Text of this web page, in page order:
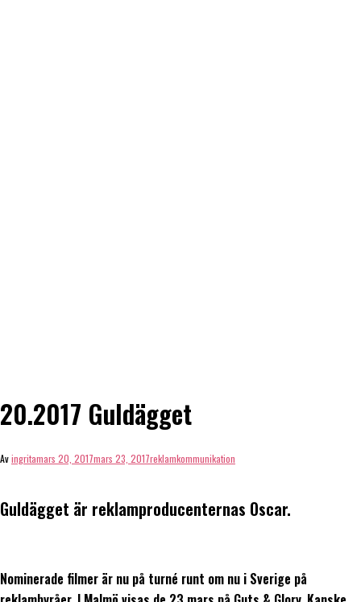
20.2017 Guldägget
Avingritamars 20, 2017mars 23, 2017reklamkommunikation
Guldägget är reklamproducenternas Oscar.
Nominerade filmer är nu på turné runt om nu i Sverige på